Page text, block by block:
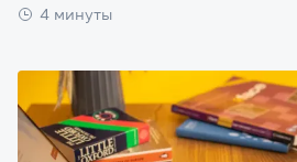
4 минуты